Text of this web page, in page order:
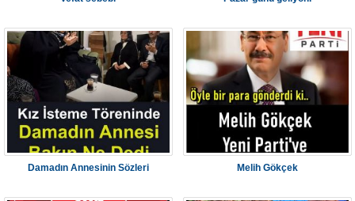
Damadın Annesinin Sözleri Melih Gökçek